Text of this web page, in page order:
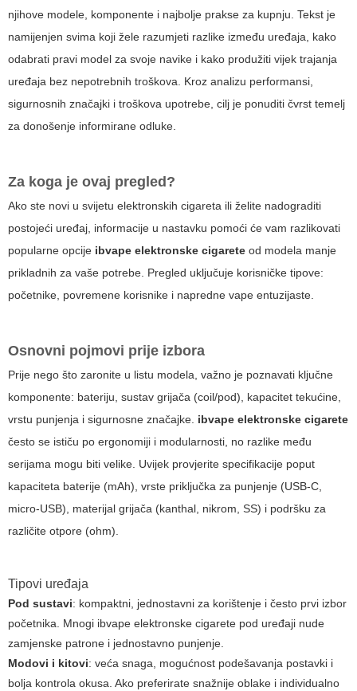
njihove modele, komponente i najbolje prakse za kupnju. Tekst je
namijenjen svima koji žele razumjeti razlike između uređaja, kako
odabrati pravi model za svoje navike i kako produžiti vijek trajanja
uređaja bez nepotrebnih troškova. Kroz analizu performansi,
sigurnosnih značajki i troškova upotrebe, cilj je ponuditi čvrst temelj
za donošenje informirane odluke.
Za koga je ovaj pregled?
Ako ste novi u svijetu elektronskih cigareta ili želite nadograditi
postojeći uređaj, informacije u nastavku pomoći će vam razlikovati
popularne opcije ibvape elektronske cigarete od modela manje
prikladnih za vaše potrebe. Pregled uključuje korisničke tipove:
početnike, povremene korisnike i napredne vape entuzijaste.
Osnovni pojmovi prije izbora
Prije nego što zaronite u listu modela, važno je poznavati ključne
komponente: bateriju, sustav grijača (coil/pod), kapacitet tekućine,
vrstu punjenja i sigurnosne značajke. ibvape elektronske cigarete
često se ističu po ergonomiji i modularnosti, no razlike među
serijama mogu biti velike. Uvijek provjerite specifikacije poput
kapaciteta baterije (mAh), vrste priključka za punjenje (USB-C,
micro-USB), materijal grijača (kanthal, nikrom, SS) i podršku za
različite otpore (ohm).
Tipovi uređaja
Pod sustavi: kompaktni, jednostavni za korištenje i često prvi izbor
početnika. Mnogi ibvape elektronske cigarete pod uređaji nude
zamjenske patrone i jednostavno punjenje.
Modovi i kitovi: veća snaga, mogućnost podešavanja postavki i
bolja kontrola okusa. Ako preferirate snažnije oblake i individualno